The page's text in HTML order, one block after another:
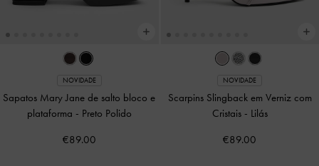
NOVIDADE
Sapatos Mary Jane de salto bloco e
plataforma - Preto Polido
€89.00
NOVIDADE
Scarpins Slingback em Verniz com
Cristais - Lilás
€89.00